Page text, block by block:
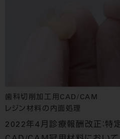
歯科切削加工用CAD/CAM
レジン材料の内面処理
2022年4月診療報酬改正：特